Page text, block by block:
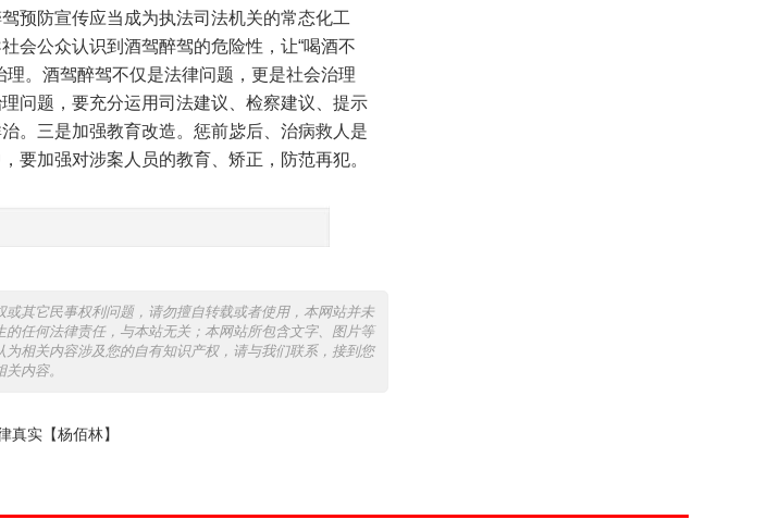
预防宣传应当成为执法司法机关的常态化工
会公众认识到酒驾醉驾的危险性，让“喝酒不
。酒驾醉驾不仅是法律问题，更是社会治理
问题，要充分运用司法建议、检察建议、提示
。三是加强教育改造。惩前毖后、治病救人是
要加强对涉案人员的教育、矫正，防范再犯。
其它民事权利问题，请勿擅自转载或者使用，本网站并未
任何法律责任，与本站无关；本网站所包含文字、图片等
相关内容涉及您的自有知识产权，请与我们联系，接到您
内容。
真实【杨佰林】